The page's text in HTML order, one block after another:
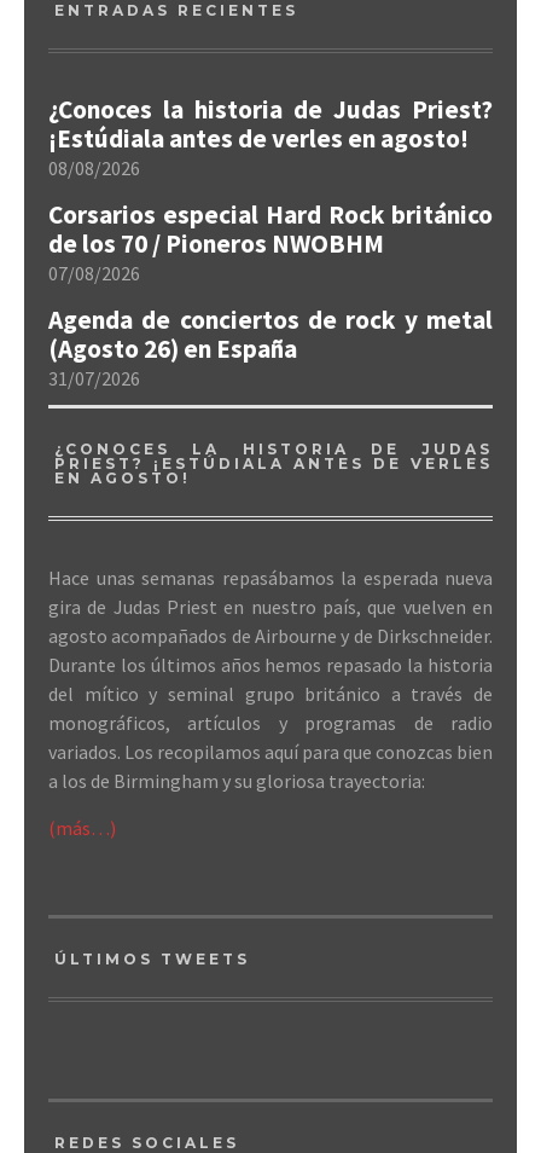
ENTRADAS RECIENTES
¿Conoces la historia de Judas Priest?
¡Estúdiala antes de verles en agosto!
08/08/2026
Corsarios especial Hard Rock británico
de los 70 / Pioneros NWOBHM
07/08/2026
Agenda de conciertos de rock y metal
(Agosto 26) en España
31/07/2026
¿CONOCES LA HISTORIA DE JUDAS
PRIEST? ¡ESTÚDIALA ANTES DE VERLES
EN AGOSTO!
Hace unas semanas repasábamos la esperada nueva
gira de Judas Priest en nuestro país, que vuelven en
agosto acompañados de Airbourne y de Dirkschneider.
Durante los últimos años hemos repasado la historia
del mítico y seminal grupo británico a través de
monográficos, artículos y programas de radio
variados. Los recopilamos aquí para que conozcas bien
a los de Birmingham y su gloriosa trayectoria:
(más…)
ÚLTIMOS TWEETS
REDES SOCIALES